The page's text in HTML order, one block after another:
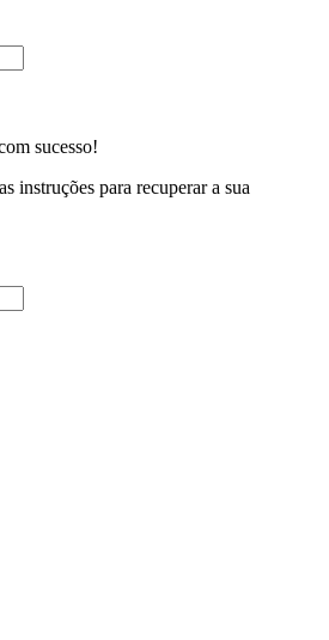
sucesso!
instruções para recuperar a sua